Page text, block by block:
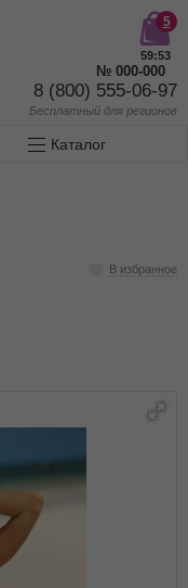
8 (800) 555-06-97
Бесплатный для регионов
5
59:53
№ 000-000
Каталог
В избранное